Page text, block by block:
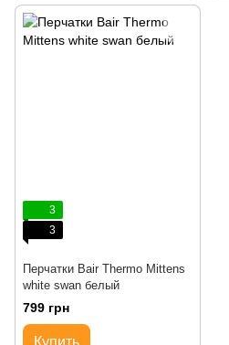
3
3
Перчатки Bair Thermo Mittens
white swan белый
799 грн